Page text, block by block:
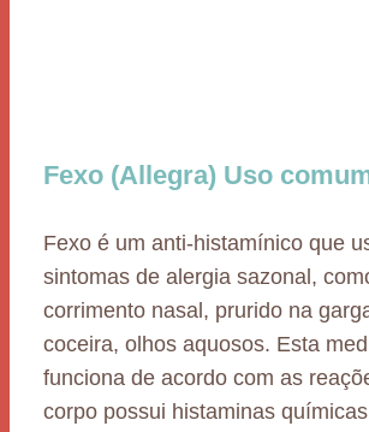
Fexo (Allegra) Uso
Fexo é um anti-histamínico que
sintomas de alergia sazonal,
corrimento nasal, prurido na
coceira, olhos aquosos. Esta
funciona de acordo com as
corpo possui histaminas